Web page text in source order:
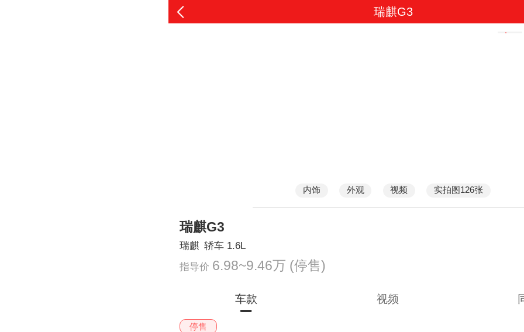
瑞麒G3
内饰 外观 视频 实拍图126张
瑞麒G3
瑞麒 轿车 1.6L
指导价 6.98~9.46万 (停售)
车款 视频
停售